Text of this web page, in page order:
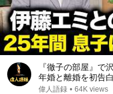
『徹子の部屋』
年婚と離婚を初告
会した“本当の理由
偉人語録 • 64K views